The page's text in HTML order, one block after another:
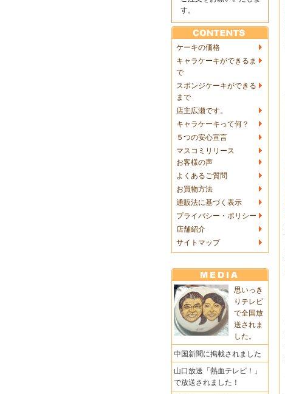
す。
ケーキの価格
キャラケーキができるま
で
スポンジケーキができる
まで
店主広瀬です。
キャラケーキって何？
５つの安心宣言
マスコミリリース
お客様の声
よくあるご質問
お買物方法
通販法に基づく表示
プライバシー・ポリシー
店舗紹介
サイトマップ
思いっき
りテレビ
で全国放
送されま
した。
中国新聞に掲載されました
山口放送「熱血テレビ！」
で放送されました！